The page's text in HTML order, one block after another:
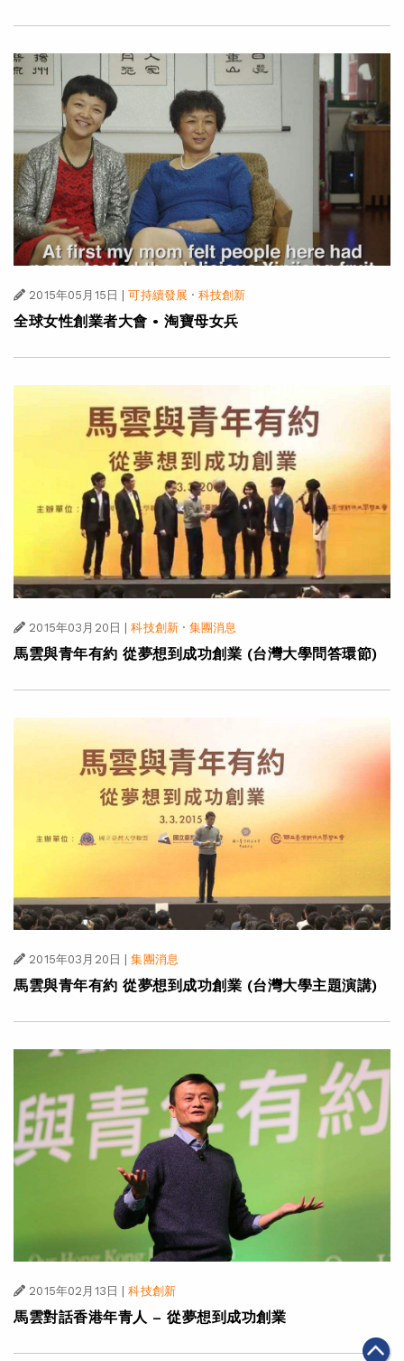
2015年05月15日 可持續發展 · 科技創新
全球女性創業者大會 • 淘寶母女兵
2015年03月20日 | 科技創新 · 集團消息
馬雲與青年有約 從夢想到成功創業 (台灣大學問答環節)
2015年03月20日 | 集團消息
馬雲與青年有約 從夢想到成功創業 (台灣大學主題演講)
2015年02月13日 科技創新
馬雲對話香港年青人 – 從夢想到成功創業